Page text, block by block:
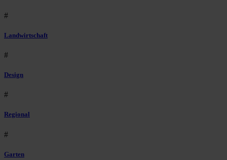
#
Landwirtschaft
#
Design
#
Regional
#
Garten